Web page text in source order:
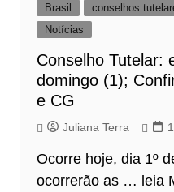
Brasil conselhos
Notícias
Conselho Tutelar:
domingo (1);
e CG
Juliana Terra
Ocorre hoje, dia 1º
ocorrerão as … leia